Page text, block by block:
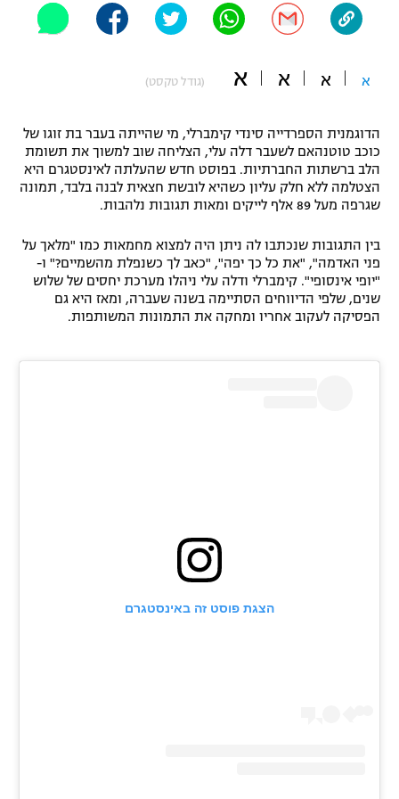
"מחצית בשכונה" – פודקאסט
משתתפים וזוכים בפרסים
תקנון משתתפים וזוכים בפרסים
תקנון עבור פעילות אלקטרה
טניס
גיימינג E-Sports
תנאי שימוש
מדיניות פרטיות
אופניים
ספורט מוטורי
פוטבול אמריקאי NFL
בייסבול MLB
ספורט אתגרי ואקסטרים
אומנויות לחימה
א א א א (גודל טקסט)
הדוגמנית הספרדייה סינדי קימברלי, מי שהייתה בעבר בת זוגו של
כוכב טוטנהאם לשעבר דלה עלי, הצליחה שוב למשוך את תשומת
הלב ברשתות החברתיות. בפוסט חדש שהעלתה לאינסטגרם היא
הצטלמה ללא חלק עליון כשהיא לובשת חצאית לבנה בלבד, תמונה
שגרפה מעל 89 אלף לייקים ומאות תגובות נלהבות.
בין התגובות שנכתבו לה ניתן היה למצוא מחמאות כמו "מלאך על
פני האדמה", "את כל כך יפה", "כאב לך כשנפלת מהשמיים?" ו-
"יופי אינסופי". קימברלי ודלה עלי ניהלו מערכת יחסים של שלוש
שנים, שלפי הדיווחים הסתיימה בשנה שעברה, ומאז היא גם
הפסיקה לעקוב אחריו ומחקה את התמונות המשותפות.
הצגת פוסט זה באינסטגרם